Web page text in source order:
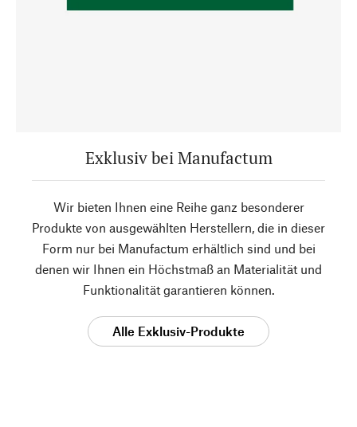
Exklusiv bei Manufactum
Wir bieten Ihnen eine Reihe ganz besonderer
Produkte von ausgewählten Herstellern, die in dieser
Form nur bei Manufactum erhältlich sind und bei
denen wir Ihnen ein Höchstmaß an Materialität und
Funktionalität garantieren können.
Alle Exklusiv-Produkte